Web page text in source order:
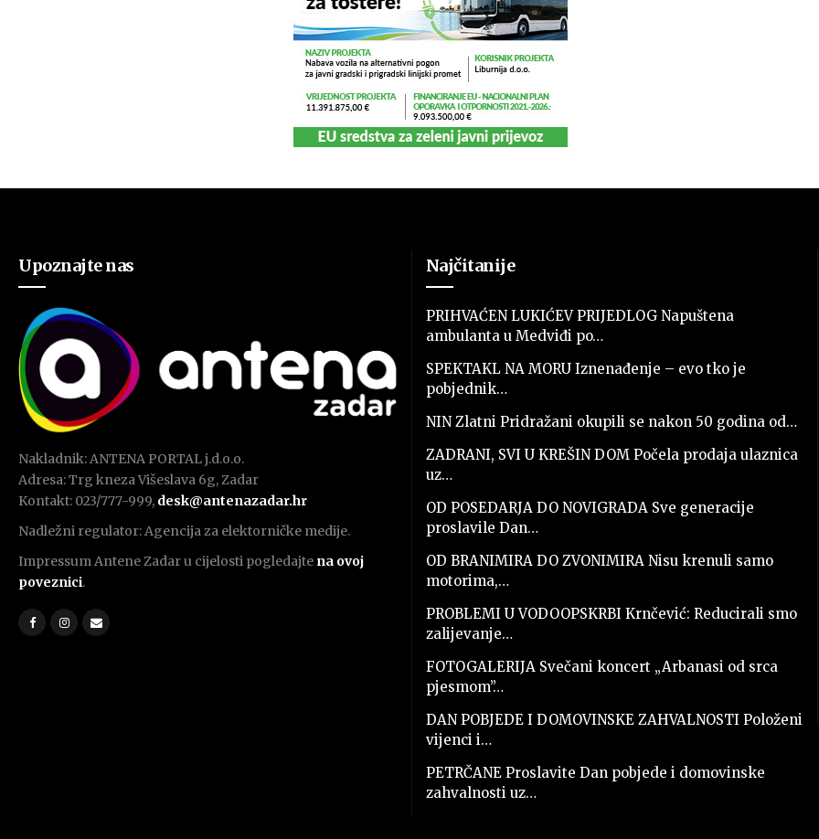
Upoznajte nas
Nakladnik: ANTENA PORTAL j.d.o.o.
Adresa: Trg kneza Višeslava 6g, Zadar
Kontakt: 023/777-999, desk@antenazadar.hr
Nadležni regulator: Agencija za elektorničke medije.
Impressum Antene Zadar u cijelosti pogledajte na ovoj
poveznici.
Najčitanije
PRIHVAĆEN LUKIĆEV PRIJEDLOG Napuštena
ambulanta u Medviđi po…
SPEKTAKL NA MORU Iznenađenje – evo tko je
pobjednik…
NIN Zlatni Pridražani okupili se nakon 50 godina od…
ZADRANI, SVI U KREŠIN DOM Počela prodaja ulaznica
uz…
OD POSEDARJA DO NOVIGRADA Sve generacije
proslavile Dan…
OD BRANIMIRA DO ZVONIMIRA Nisu krenuli samo
motorima,…
PROBLEMI U VODOOPSKRBI Krnčević: Reducirali smo
zalijevanje…
FOTOGALERIJA Svečani koncert „Arbanasi od srca
pjesmom”…
DAN POBJEDE I DOMOVINSKE ZAHVALNOSTI Položeni
vijenci i…
PETRČANE Proslavite Dan pobjede i domovinske
zahvalnosti uz…